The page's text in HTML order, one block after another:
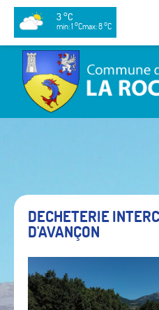
3 °C
min: 1 °Cmax: 8 °C
DECHETERIE
D'AVANÇON